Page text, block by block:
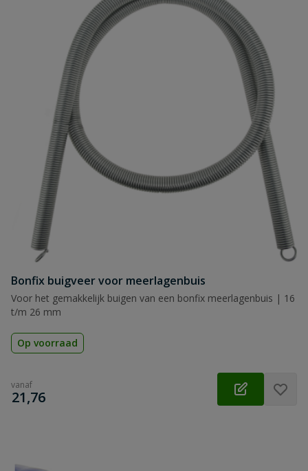
Bonfix buigveer voor meerlagenbuis
Voor het gemakkelijk buigen van een bonfix meerlagenbuis | 16
t/m 26 mm
Op voorraad
vanaf
€
21,76